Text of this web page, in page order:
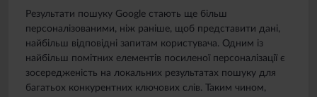
Результати пошуку Google стають ще більш
персоналізованими, ніж раніше, щоб представити дані,
найбільш відповідні запитам користувача. Одним із
найбільш помітних елементів посиленої персоналізації є
зосередженість на локальних результатах пошуку для
багатьох конкурентних ключових слів. Таким чином,